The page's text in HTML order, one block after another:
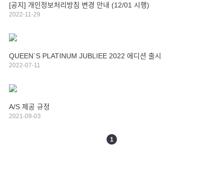
[공지] 개인정보처리방침 변경 안내 (12/01 시행)
2022-11-29
QUEEN`S PLATINUM JUBLIEE 2022 에디션 출시
2022-07-11
A/S 제공 규정
2021-09-03
1